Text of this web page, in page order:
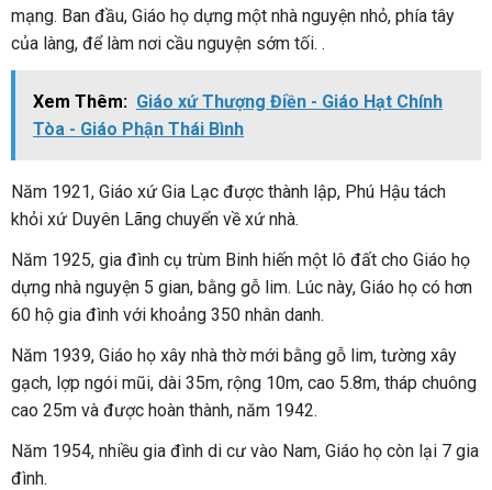
mạng. Ban đầu, Giáo họ dựng một nhà nguyện nhỏ, phía tây
của làng, để làm nơi cầu nguyện sớm tối. .
Xem Thêm: Giáo xứ Thượng Điền - Giáo Hạt Chính
Tòa - Giáo Phận Thái Bình
Năm 1921, Giáo xứ Gia Lạc được thành lập, Phú Hậu tách
khỏi xứ Duyên Lãng chuyển về xứ nhà.
Năm 1925, gia đình cụ trùm Binh hiến một lô đất cho Giáo họ
dựng nhà nguyện 5 gian, bằng gỗ lim. Lúc này, Giáo họ có hơn
60 hộ gia đình với khoảng 350 nhân danh.
Năm 1939, Giáo họ xây nhà thờ mới bằng gỗ lim, tường xây
gạch, lợp ngói mũi, dài 35m, rộng 10m, cao 5.8m, tháp chuông
cao 25m và được hoàn thành, năm 1942.
Năm 1954, nhiều gia đình di cư vào Nam, Giáo họ còn lại 7 gia
đình.